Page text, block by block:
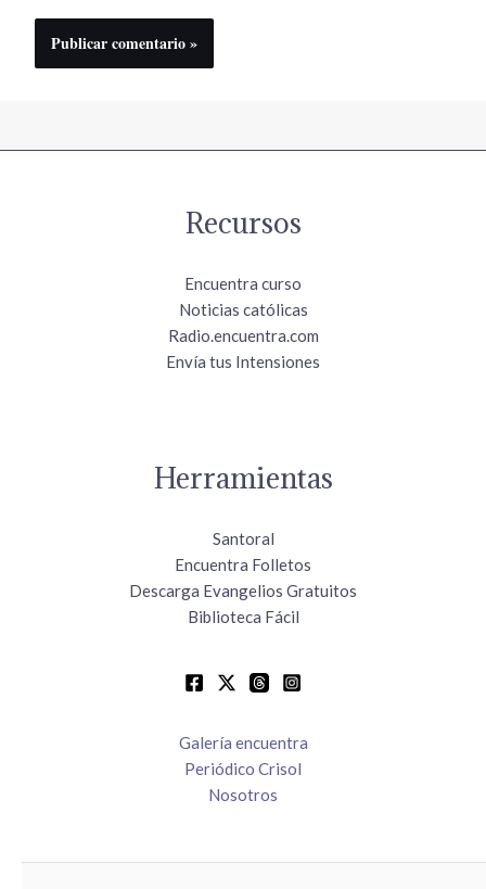
Recursos
Encuentra curso
Noticias católicas
Radio.encuentra.com
Envía tus Intensiones
Herramientas
Santoral
Encuentra Folletos
Descarga Evangelios Gratuitos
Biblioteca Fácil
Galería encuentra
Periódico Crisol
Nosotros